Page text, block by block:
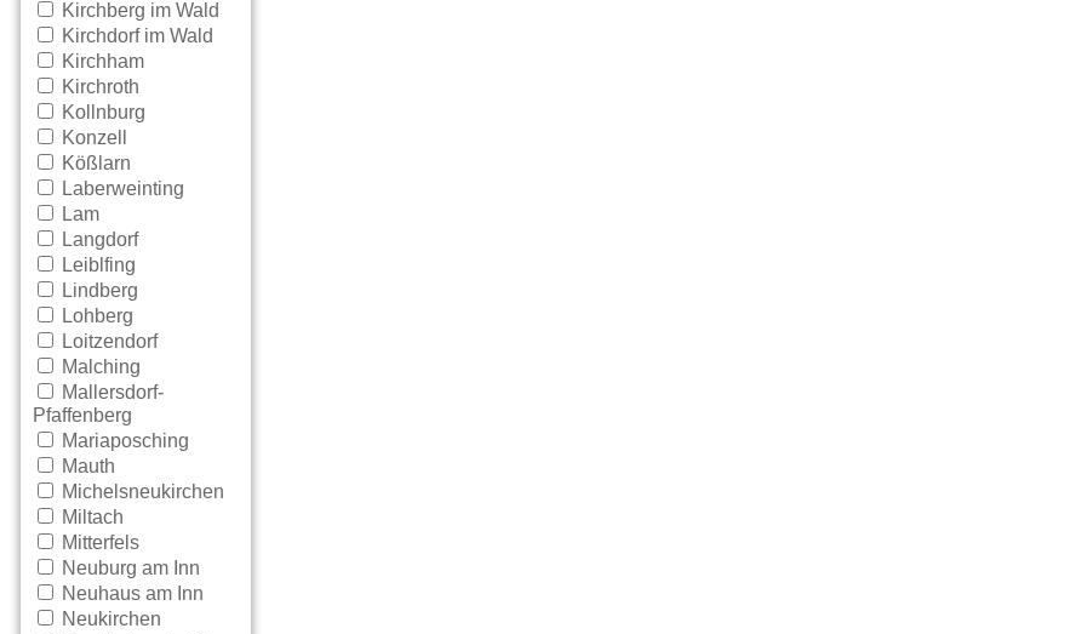
Kirchberg im Wald
Kirchdorf im Wald
Kirchham
Kirchroth
Kollnburg
Konzell
Kößlarn
Laberweinting
Lam
Langdorf
Leiblfing
Lindberg
Lohberg
Loitzendorf
Malching
Mallersdorf-
Pfaffenberg
Mariaposching
Mauth
Michelsneukirchen
Miltach
Mitterfels
Neuburg am Inn
Neuhaus am Inn
Neukirchen